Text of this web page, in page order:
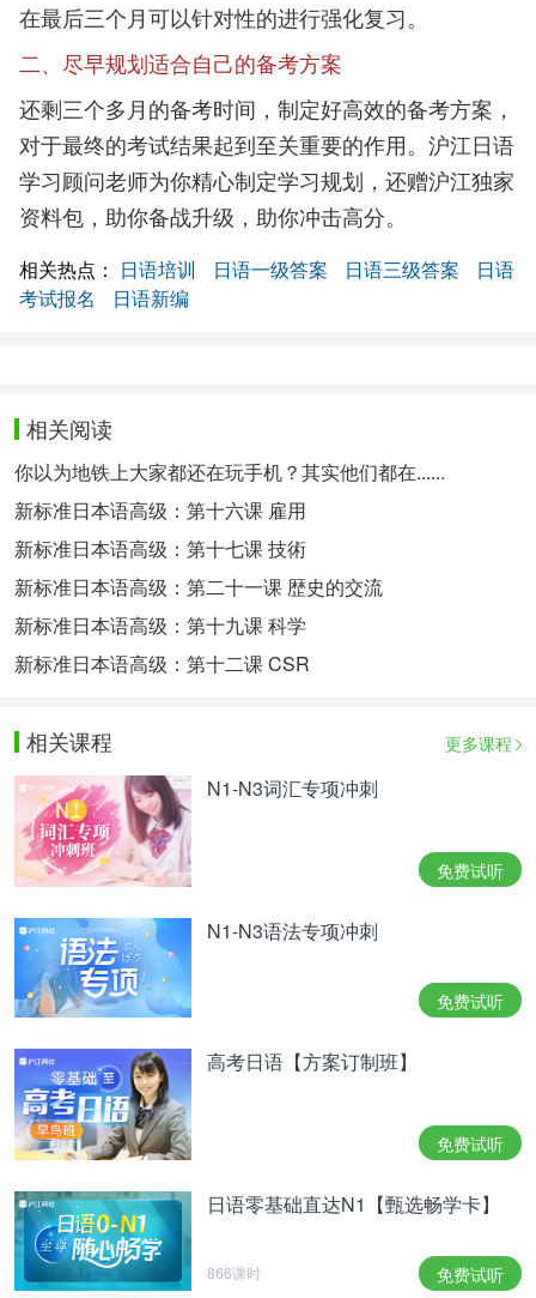
在最后三个月可以针对性的进行强化复习。
二、尽早规划适合自己的备考方案
还剩三个多月的备考时间，制定好高效的备考方案，
对于最终的考试结果起到至关重要的作用。沪江日语
学习顾问老师为你精心制定学习规划，还赠沪江独家
资料包，助你备战升级，助你冲击高分。
相关热点： 日语培训 日语一级答案 日语三级答案
日语
考试报名
日语新编
相关阅读
你以为地铁上大家都还在玩手机？其实他们都在......
新标准日本语高级：第十六课 雇用
新标准日本语高级：第十七课 技術
新标准日本语高级：第二十一课 歴史的交流
新标准日本语高级：第十九课 科学
新标准日本语高级：第十二课 CSR
相关课程 更多课程
N1-N3词汇专项冲刺
免费试听
N1-N3语法专项冲刺
免费试听
高考日语【方案订制班】
免费试听
日语零基础直达N1【甄选畅学卡】
866课时 免费试听